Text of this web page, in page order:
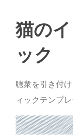
猫の
ック
聴衆を引き付
ィックテンプレ